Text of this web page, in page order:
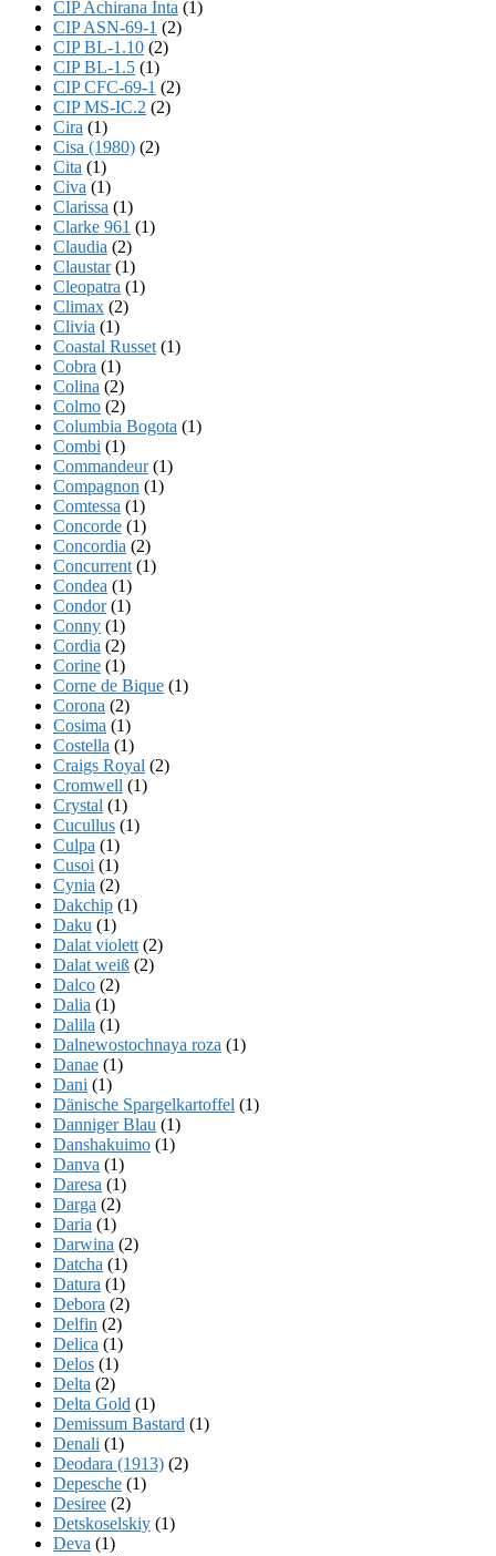
CIP Achirana Inta (1)
CIP ASN-69-1 (2)
CIP BL-1.10 (2)
CIP BL-1.5 (1)
CIP CFC-69-1 (2)
CIP MS-IC.2 (2)
Cira (1)
Cisa (1980) (2)
Cita (1)
Civa (1)
Clarissa (1)
Clarke 961 (1)
Claudia (2)
Claustar(1)
Cleopatra (1)
Climax (2)
Clivia (1)
Coastal Russet (1)
Cobra (1)
Colina (2)
Colmo (2)
Columbia Bogota (1)
Combi (1)
Commandeur(1)
Compagnon (1)
Comtessa (1)
Concorde (1)
Concordia (2)
Concurrent (1)
Condea (1)
Condor(1)
Conny (1)
Cordia (2)
Corine (1)
Corne de Bique (1)
Corona (2)
Cosima (1)
Costella (1)
Craigs Royal (2)
Cromwell (1)
Crystal (1)
Cucullus (1)
Culpa (1)
Cusoi (1)
Cynia (2)
Dakchip (1)
Daku (1)
Dalat violett (2)
Dalat weiß (2)
Dalco (2)
Dalia (1)
Dalila (1)
Dalnewostochnaya roza (1)
Danae (1)
Dani (1)
Dänische Spargelkartoffel (1)
Danniger Blau (1)
Danshakuimo (1)
Danva (1)
Daresa (1)
Darga (2)
Daria (1)
Darwina (2)
Datcha (1)
Datura (1)
Debora (2)
Delfin (2)
Delica (1)
Delos (1)
Delta (2)
Delta Gold (1)
Demissum Bastard (1)
Denali (1)
Deodara (1913) (2)
Depesche (1)
Desiree (2)
Detskoselskiy (1)
Deva (1)